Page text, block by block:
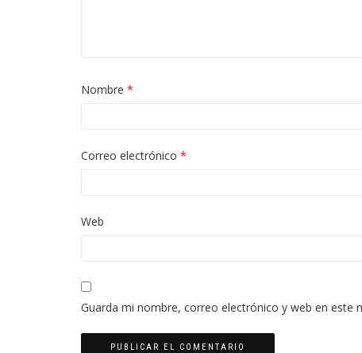
Nombre *
Correo electrónico *
Web
Guarda mi nombre, correo electrónico y web en este